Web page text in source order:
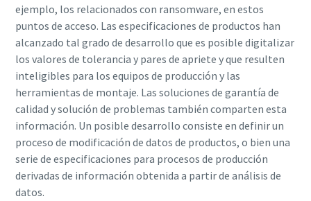
ejemplo, los relacionados con ransomware, en estos
puntos de acceso. Las especificaciones de productos han
alcanzado tal grado de desarrollo que es posible digitalizar
los valores de tolerancia y pares de apriete y que resulten
inteligibles para los equipos de producción y las
herramientas de montaje. Las soluciones de garantía de
calidad y solución de problemas también comparten esta
información. Un posible desarrollo consiste en definir un
proceso de modificación de datos de productos, o bien una
serie de especificaciones para procesos de producción
derivadas de información obtenida a partir de análisis de
datos.